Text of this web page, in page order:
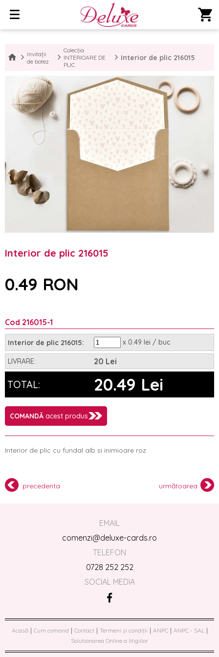
shopping_cart
Invitații
de botez
Colecția
INTERIOARE DE
PLIC
Interior de plic 216015
Interior de plic 216015
0.49 RON
Cod 216015-1
Interior de plic 216015: x 0.49 lei / buc
LIVRARE: 20 Lei
TOTAL: 20.49 Lei
COMANDĂ acest produs
Interior de plic cu fundal alb si inimioare roz.
precedenta următoarea
EMAIL
comenzi@deluxe-cards.ro
TELEFON
0728 252 252
SOCIAL MEDIA
Acasă | Cum comand | Contact | Termeni și condiții | ANPC | ANPC - SAL |
Solutionarea Online a litigiilor